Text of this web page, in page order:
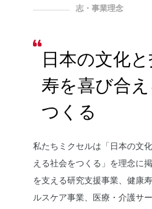
志・事業理念
日本の文化
寿を喜び合
つくる
私たちミクセルは「日本の文
える社会をつくる」を理念に
を支える研究支援事業、健康
ルスケア事業、医療・介護サ